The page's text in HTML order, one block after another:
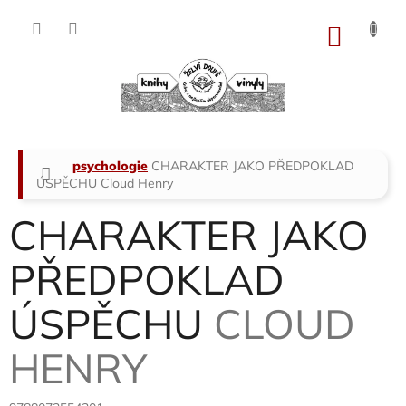
Domů
psychologie CHARAKTER JAKO PŘEDPOKLAD
ÚSPĚCHU Cloud Henry
CHARAKTER JAKO
PŘEDPOKLAD
ÚSPĚCHU CLOUD
HENRY